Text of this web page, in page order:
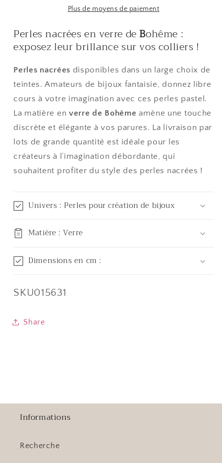
de
Bohême
vives
lot
100
en
de
Bohême
vives
lot
100
Plus de moyens de paiement
Perles nacrées en verre deBohême :
exposez leur brillance sur vos colliers !
Perles nacrées disponibles dans un large choix de
teintes. Amateurs de bijoux fantaisie, donnez libre
cours à votre imagination avec ces perles pastel.
La matière en verre de Bohême amène une touche
discrète et élégante à vos parures. La livraison par
lots de grande quantité est idéale pour les
créateurs à l’imagination débordante, qui
souhaitent profiter du style des perles nacrées !
Univers : Perles pour création de bijoux
Matière : Verre
Dimensions en cm :
SKU:
SKU015631
Share
Informations
Recherche